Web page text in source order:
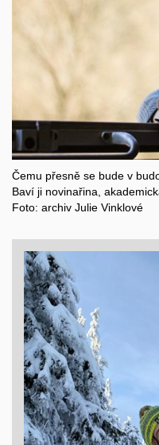
Čemu přesně se bude v
Baví ji novinařina,
Foto: archiv Julie Vinklové